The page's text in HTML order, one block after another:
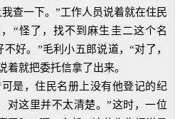
查一下。”工作人员说着就在住民
“怪了，找不到麻生圭二这个名
好。”毛利小五郎说道，“对了，
着就把委托信拿了出来。
，住民名册上没有他登记的纪
对这里并不太清楚。”这时，一位